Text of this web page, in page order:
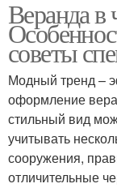
Веранда в
советы
Модный тренд –
оформление
стильный вид
учитывать
сооружения,
отличительные